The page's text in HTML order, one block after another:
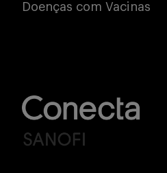
Doenças com Vacinas